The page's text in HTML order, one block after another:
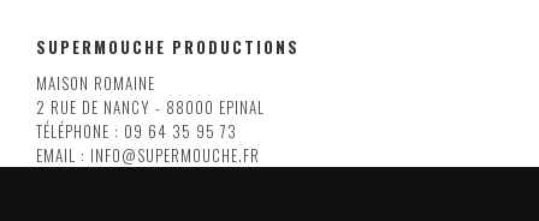
SUPERMOUCHE PRODUCTIONS
MAISON ROMAINE
2 RUE DE NANCY - 88000 EPINAL
TÉLÉPHONE : 09 64 35 95 73
EMAIL : INFO@SUPERMOUCHE.FR